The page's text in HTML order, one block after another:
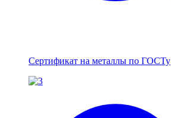
Сертификат на металлы по ГОСТу